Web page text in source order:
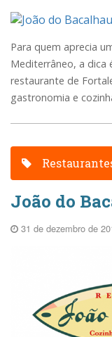
Para quem aprecia
Mediterrâneo, a dica
restaurante de
gastronomia e
João do
31 de dezembro de